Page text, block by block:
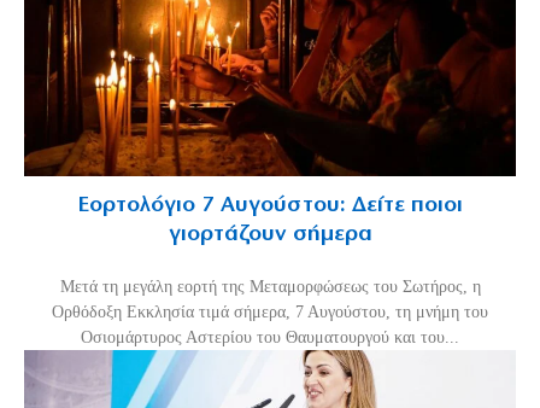
Εορτολόγιο 7 Αυγούστου: Δείτε ποιοι
γιορτάζουν σήμερα
Μετά τη μεγάλη εορτή της Μεταμορφώσεως του Σωτήρος, η
Ορθόδοξη Εκκλησία τιμά σήμερα, 7 Αυγούστου, τη μνήμη του
Οσιομάρτυρος Αστερίου του Θαυματουργού και του...